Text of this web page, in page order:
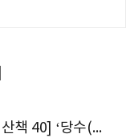
[스포츠박사 기자의 스포츠 용어 산책 40] ‘당수(唐手)’에 ‘당나라 당(唐)’자가 들어간 까닭은